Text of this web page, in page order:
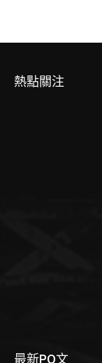
熱點關注
最新PO文